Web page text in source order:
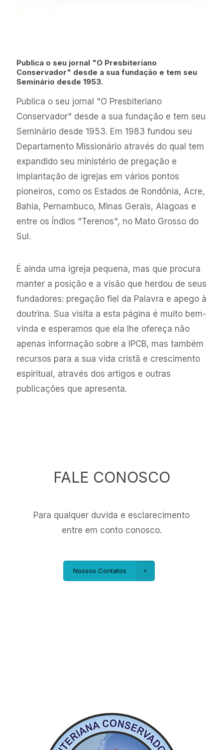
Publica o seu jornal "O Presbiteriano
Conservador" desde a sua fundação e tem seu
Seminário desde 1953.
Publica o seu jornal "O Presbiteriano
Conservador" desde a sua fundação e tem seu
Seminário desde 1953. Em 1983 fundou seu
Departamento Missionário através do qual tem
expandido seu ministério de pregação e
implantação de igrejas em vários pontos
pioneiros, como os Estados de Rondônia, Acre,
Bahia, Pernambuco, Minas Gerais, Alagoas e
entre os Índios "Terenos", no Mato Grosso do
Sul.
É ainda uma igreja pequena, mas que procura
manter a posição e a visão que herdou de seus
fundadores: pregação fiel da Palavra e apego à
doutrina. Sua visita a esta página é muito bem-
vinda e esperamos que ela lhe ofereça não
apenas informação sobre a IPCB, mas também
recursos para a sua vida cristã e crescimento
espiritual, através dos artigos e outras
publicações que apresenta.
FALE CONOSCO
Para qualquer duvida e esclarecimento
entre em conto conosco.
Nossos Contatos